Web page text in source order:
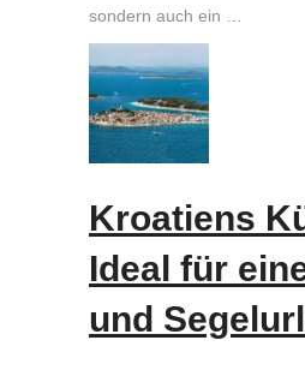
sondern auch ein …
Kroatiens
Ideal für
und